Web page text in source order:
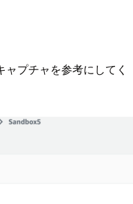
プチャを参考にしてく